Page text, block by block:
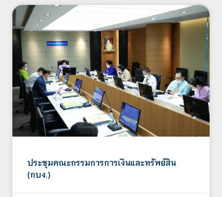
ประชุมคณะกรรมการการเงินและทรัพย์สิน
(กบง.)